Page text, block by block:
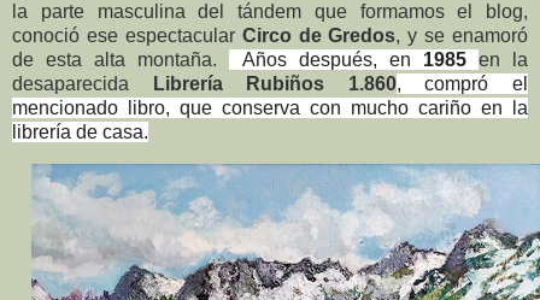
la parte masculina del tándem que formamos el blog,
conoció ese espectacular Circo de Gredos, y se enamoró
de esta alta montaña.
Años después, en 1985 en la
desaparecida
Librería Rubiños 1.860, compró el
mencionado libro, que conserva con mucho cariño en la
librería de casa.